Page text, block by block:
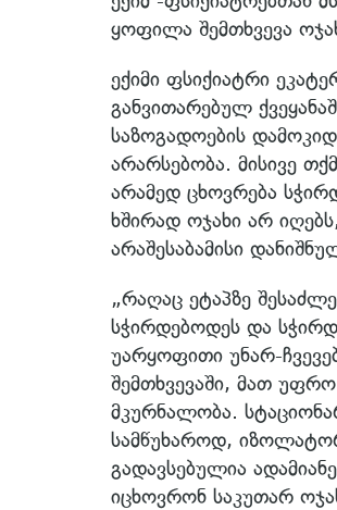
ყოფილა შემთხვევა
ექიმი ფსიქიატრი
განვითარებულ
საზოგადოების
არარსებობა. მისივე
არამედ ცხოვრება
ხშირად ოჯახი არ
არაშესაბამისი
„რაღაც ეტაპზე
სჭირდებოდეს და
უარყოფითი უნარ-
შემთხვევაში, მათ
მკურნალობა.
სამწუხაროდ,
გადავსებულია
იცხოვრონ საკუთარ